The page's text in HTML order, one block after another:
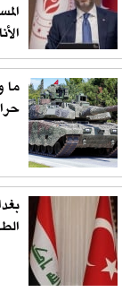
ما